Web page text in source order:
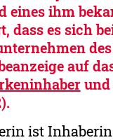
eines ihm
dass es sich
des
auf
und
ist